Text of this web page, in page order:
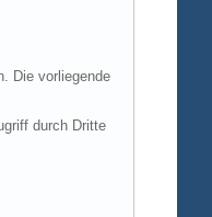
Die vorliegende
durch Dritte